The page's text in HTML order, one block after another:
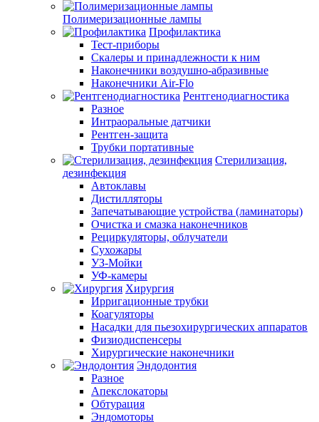
Полимеризационные лампы
Профилактика
Тест-приборы
Скалеры и принадлежности к ним
Наконечники воздушно-абразивные
Наконечники Air-Flo
Рентгенодиагностика
Разное
Интраоральные датчики
Рентген-защита
Трубки портативные
Стерилизация,
дезинфекция
Автоклавы
Дистилляторы
Запечатывающие устройства (ламинаторы)
Очистка и смазка наконечников
Рециркуляторы, облучатели
Сухожары
УЗ-Мойки
УФ-камеры
Хирургия
Ирригационные трубки
Коагуляторы
Насадки для пьезохирургических аппаратов
Физиодиспенсеры
Хирургические наконечники
Эндодонтия
Разное
Апекслокаторы
Обтурация
Эндомоторы